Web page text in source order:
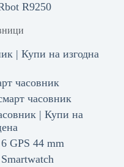
R9250
| Купи на изгодна
часовник
часовник
| Купи на
GPS 44 mm